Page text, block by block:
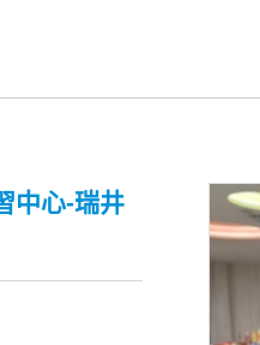
中心-瑞井